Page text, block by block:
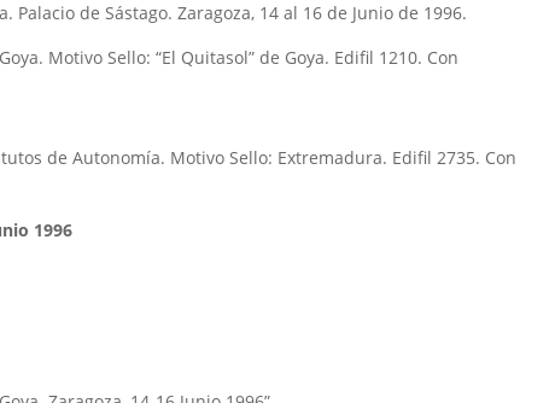
Palacio de Sástago. Zaragoza, 14 al 16 de Junio de 1996.
Motivo Sello: “El Quitasol” de Goya. Edifil 1210. Con
de Autonomía. Motivo Sello: Extremadura. Edifil 2735. Con
1996